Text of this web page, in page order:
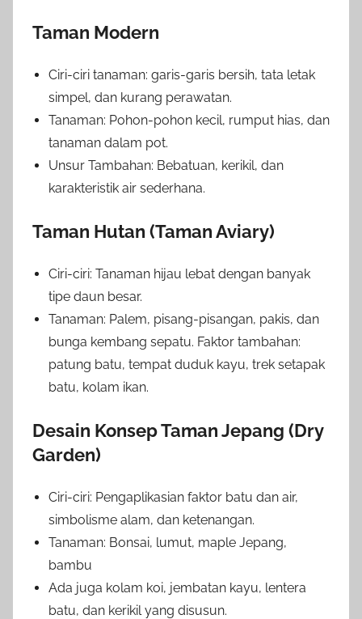
Taman Modern
Ciri-ciri tanaman: garis-garis bersih, tata letak
simpel, dan kurang perawatan.
Tanaman: Pohon-pohon kecil, rumput hias, dan
tanaman dalam pot.
Unsur Tambahan: Bebatuan, kerikil, dan
karakteristik air sederhana.
Taman Hutan (Taman Aviary)
Ciri-ciri: Tanaman hijau lebat dengan banyak
tipe daun besar.
Tanaman: Palem, pisang-pisangan, pakis, dan
bunga kembang sepatu. Faktor tambahan:
patung batu, tempat duduk kayu, trek setapak
batu, kolam ikan.
Desain Konsep Taman Jepang (Dry
Garden)
Ciri-ciri: Pengaplikasian faktor batu dan air,
simbolisme alam, dan ketenangan.
Tanaman: Bonsai, lumut, maple Jepang,
bambu
Ada juga kolam koi, jembatan kayu, lentera
batu, dan kerikil yang disusun.